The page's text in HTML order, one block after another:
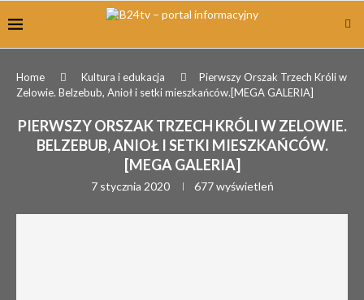
Home Kultura i edukacja
Pierwszy Orszak Trzech Króli w
Zelowie. Belzebub, Anioł i setki mieszkańców.[MEGA GALERIA]
PIERWSZY ORSZAK TRZECH KRÓLI W ZELOWIE.
BELZEBUB, ANIOŁ I SETKI MIESZKAŃCÓW.
[MEGA GALERIA]
7 stycznia 2020 677wyświetleń